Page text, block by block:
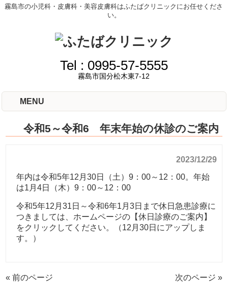
霧島市の小児科・皮膚科・美容皮膚科はふたばクリニックにお任せくださ
い。
Tel : 0995-57-5555
霧島市国分松木東7-12
MENU
令和5～令和6 年末年始の休診のご案内
2023/12/29
年内は令和5年12月30日（土）9：00～12：00。年始
は1月4日（木）9：00～12：00
令和5年12月31日～令和6年1月3日 まで休日急患診療に
つきましては、ホームページの 【休日診療のご案内】
をクリックしてください。（12月30日にアップしま
す。）
« 前のページ 次のページ »